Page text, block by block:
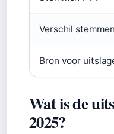
Verschil stemmen
Bron voor
Wat is de
2025?